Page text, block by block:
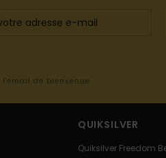
de bienvenue
QUIKSILVER
Quiksilver Freedom